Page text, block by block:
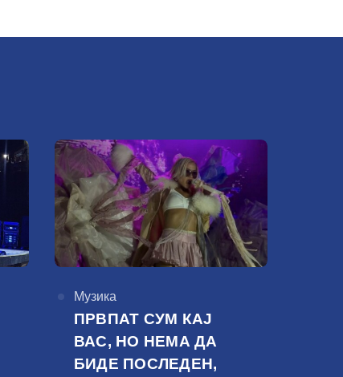
КАтегорија
Музика
ПРВПАТ СУМ КАЈ
ВАС, НО НЕМА ДА
БИДЕ ПОСЛЕДЕН,